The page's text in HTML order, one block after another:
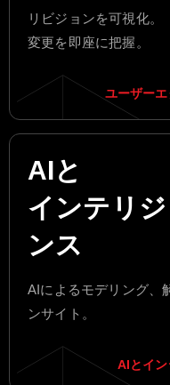
リビジョンを可視化。
変更を即座に把握。
ユーザー
AIと
インテリジ
ンス
AIによるモデリング、
ンサイト。
AIとイ